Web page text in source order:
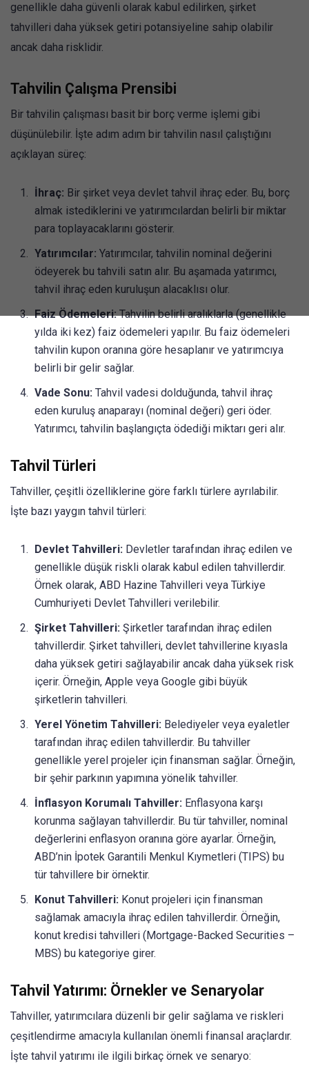
genellikle daha güvenli olarak kabul edilirken, şirket
tahvilleri daha yüksek getiri potansiyeline sahip olabilir
ancak daha risklidir.
Tahvilin Çalışma Prensibi
Bir tahvilin çalışması basit bir borç verme işlemi gibi
düşünülebilir. İşte adım adım bir tahvilin nasıl çalıştığını
açıklayan süreç:
İhraç: Bir şirket veya devlet tahvil ihraç eder. Bu, borç
almak istediklerini ve yatırımcılardan belirli bir miktar
para toplayacaklarını gösterir.
Yatırımcılar: Yatırımcılar, tahvilin nominal değerini
ödeyerek bu tahvili satın alır. Bu aşamada yatırımcı,
tahvil ihraç eden kuruluşun alacaklısı olur.
Faiz Ödemeleri:Tahvilin belirli aralıklarla (genellikle
yılda iki kez) faiz ödemeleri yapılır. Bu faiz ödemeleri
tahvilin kupon oranına göre hesaplanır ve yatırımcıya
belirli bir gelir sağlar.
Vade Sonu: Tahvil vadesi dolduğunda, tahvil ihraç
eden kuruluş anaparayı (nominal değeri) geri öder.
Yatırımcı, tahvilin başlangıçta ödediği miktarı geri alır.
Tahvil Türleri
Tahviller, çeşitli özelliklerine göre farklı türlere ayrılabilir.
İşte bazı yaygın tahvil türleri:
Devlet Tahvilleri: Devletler tarafından ihraç edilen ve
genellikle düşük riskli olarak kabul edilen tahvillerdir.
Örnek olarak, ABD Hazine Tahvilleri veya Türkiye
Cumhuriyeti Devlet Tahvilleri verilebilir.
Şirket Tahvilleri: Şirketler tarafından ihraç edilen
tahvillerdir. Şirket tahvilleri, devlet tahvillerine kıyasla
daha yüksek getiri sağlayabilir ancak daha yüksek risk
içerir. Örneğin, Apple veya Google gibi büyük
şirketlerin tahvilleri.
Yerel Yönetim Tahvilleri: Belediyeler veya eyaletler
tarafından ihraç edilen tahvillerdir. Bu tahviller
genellikle yerel projeler için finansman sağlar. Örneğin,
bir şehir parkının yapımına yönelik tahviller.
İnflasyon Korumalı Tahviller: Enflasyona karşı
korunma sağlayan tahvillerdir. Bu tür tahviller, nominal
değerlerini enflasyon oranına göre ayarlar. Örneğin,
ABD’nin İpotek Garantili Menkul Kıymetleri (TIPS) bu
tür tahvillere bir örnektir.
Konut Tahvilleri: Konut projeleri için finansman
sağlamak amacıyla ihraç edilen tahvillerdir. Örneğin,
konut kredisi tahvilleri (Mortgage-Backed Securities –
MBS) bu kategoriye girer.
Tahvil Yatırımı: Örnekler ve Senaryolar
Tahviller, yatırımcılara düzenli bir gelir sağlama ve riskleri
çeşitlendirme amacıyla kullanılan önemli finansal araçlardır.
İşte tahvil yatırımı ile ilgili birkaç örnek ve senaryo: